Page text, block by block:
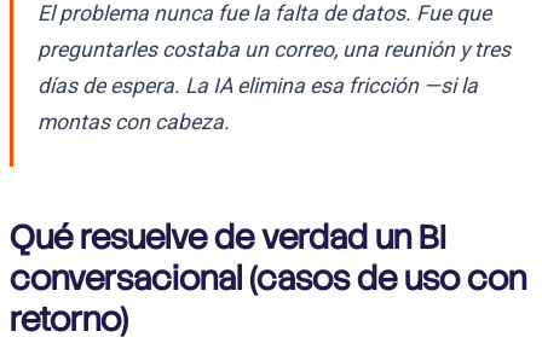
El problema nunca fue la falta de datos. Fue que
preguntarles costaba un correo, una reunión y tres
días de espera. La IA elimina esa fricción —si la
montas con cabeza.
Qué resuelve de verdad un BI
conversacional (casos de uso con
retorno)